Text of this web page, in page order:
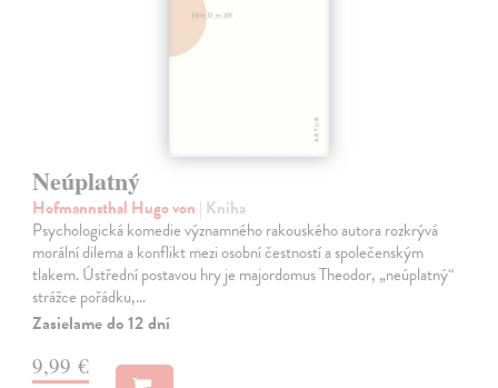
Neúplatný
Hofmannsthal Hugo von | Kniha
Psychologická komedie významného rakouského autora rozkrývá
morální dilema a konflikt mezi osobní čestností a společenským
tlakem. Ústřední postavou hry je majordomus Theodor, „neúplatný“
strážce pořádku,…
Zasielame do 12 dní
9,99 €